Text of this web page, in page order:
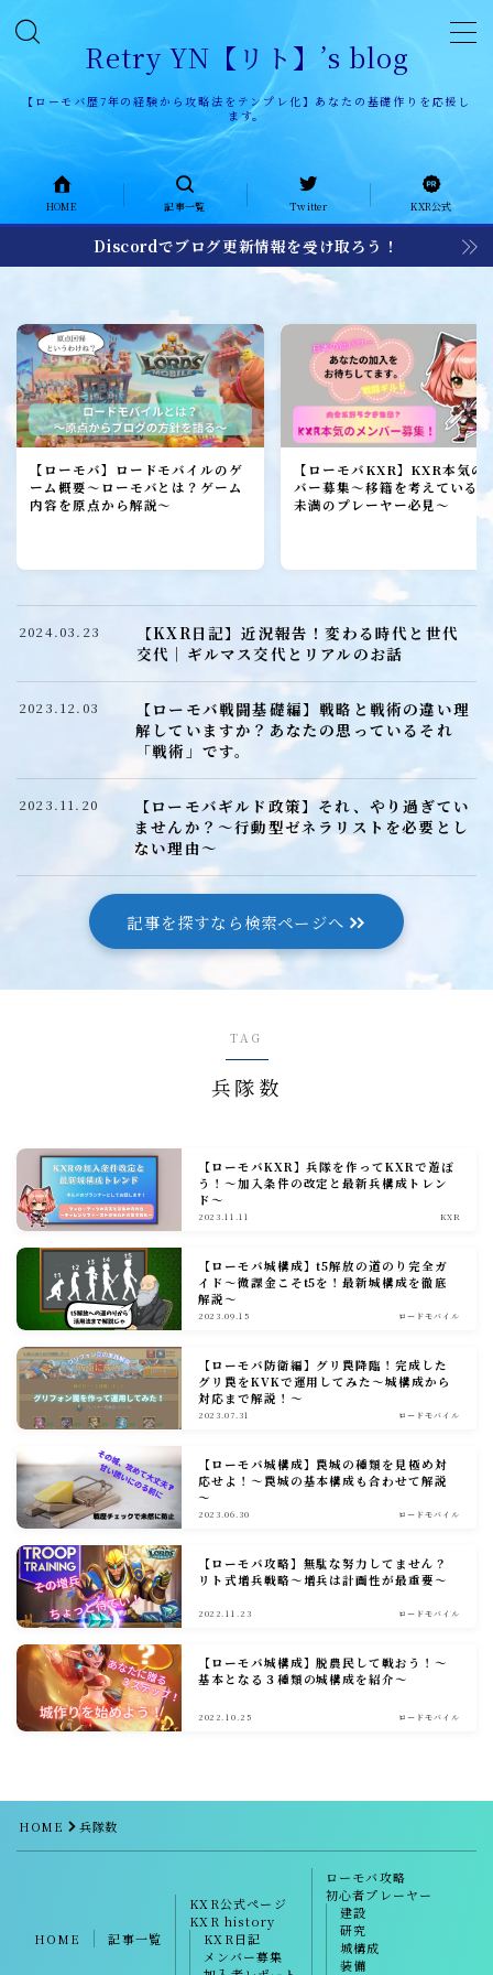
Retry YN【リト】’s blog
【ローモバ歴7年の経験から攻略法をテンプレ化】あなたの基礎作りを応援し
ます。
HOME
記事一覧
KXR history
KXR日記
メンバー募集
加入者レポート
ローモバ攻略
建設
研究
ローモバ戦闘編
戦闘基礎編
戦闘防衛編
戦闘攻撃編
戦闘応用編
ルール
コミュニケーション
募集戦略
外交戦略編
イベント攻略
ドラゴンアリーナ
KVK
公式イベント
聖騎士
魔獣討伐会
おすすめ情報
ポイ活
愛用ツール
HOME 記事一覧 Twitter KXR公式
Discordでブログ更新情報を受け取ろう！
【ローモバ】ロードモバイルのゲ
ーム概要～ローモバとは？ゲーム
内容を原点から解説～
【ローモバKXR】KXR本気の
バー募集～移籍を考えている
未満のプレーヤー必見～
【KXR日記】近況報告！変わる時代と世代
交代｜ギルマス交代とリアルのお話
2024.03.23
【ローモバ戦闘基礎編】戦略と戦術の違い理
解していますか？あなたの思っているそれ
「戦術」です。
2023.12.03
【ローモバギルド政策】それ、やり過ぎてい
ませんか？～行動型ゼネラリストを必要とし
ない理由～
2023.11.20
記事を探すなら検索ページへ
TAG
兵隊数
【ローモバKXR】兵隊を作ってKXRで遊ぼ
う！～加入条件の改定と最新兵構成トレン
ド～
2023.11.11 KXR
【ローモバ城構成】t5解放の道のり完全ガ
イド～微課金こそt5を！最新城構成を徹底
解説～
2023.09.15 ロードモバイル
【ローモバ防衛編】グリ罠降臨！完成した
グリ罠をKVKで運用してみた～城構成から
対応まで解説！～
2023.07.31 ロードモバイル
【ローモバ城構成】罠城の種類を見極め対
応せよ！～罠城の基本構成も合わせて解説
～
2023.06.30 ロードモバイル
【ローモバ攻略】無駄な努力してません？
リト式増兵戦略～増兵は計画性が最重要～
2022.11.23 ロードモバイル
【ローモバ城構成】脱農民して戦おう！～
基本となる３種類の城構成を紹介～
2022.10.25 ロードモバイル
HOME 兵隊数
HOME 記事一覧
KXR公式ページ
KXR history
KXR日記
メンバー募集
ローモバ攻略
初心者プレーヤー
建設
研究
城構成
装備